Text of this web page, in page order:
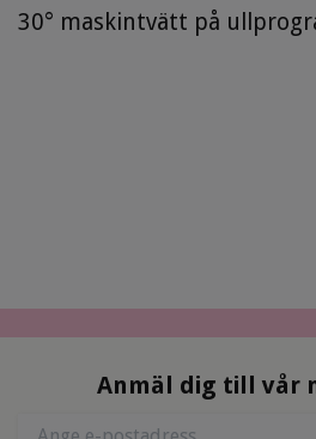
30° maskintvätt på
Anmäl dig till vår